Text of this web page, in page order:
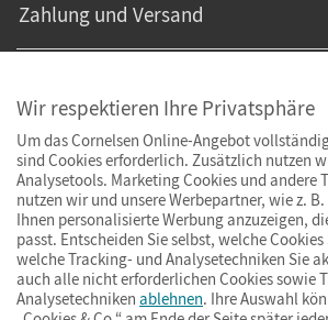
Zahlung und Versand
Wir respektieren Ihre Privatsphäre
Um das Cornelsen Online-Angebot
sind Cookies erforderlich. Zusätzlich nutzen
Analysetools. Marketing Cookies und andere
nutzen wir und unsere Werbepartner, wie z.
Ihnen personalisierte Werbung anzuzeigen,
passt. Entscheiden Sie selbst, welche
welche Tracking- und Analysetechniken Sie
auch alle nicht erforderlichen Cookies sowie
Analysetechniken ablehnen. Ihre Auswahl